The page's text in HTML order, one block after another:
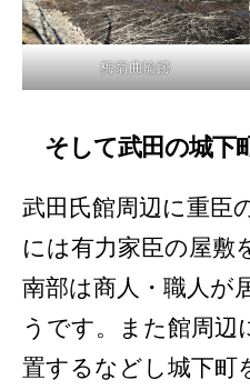
梅翁曲輪跡
そして武田の城下
武田氏館周辺に重臣
には有力家臣の屋敷
南部は商人・職人が
うです。また館周辺
置するなどし城下町